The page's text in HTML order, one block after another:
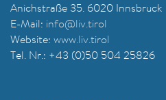
Anichstraße 35. 6020 Innsbruck
E-Mail: info@liv.tirol
Website: www.liv.tirol
Tel. Nr.: +43 (0)50 504 25826